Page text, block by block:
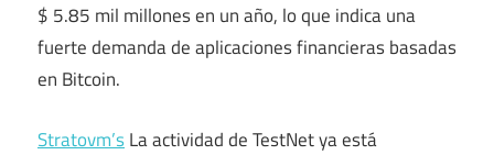
$ 5.85 mil millones en un año, lo que indica una
fuerte demanda de aplicaciones financieras basadas
en Bitcoin.
Stratovm’sLa actividad de TestNet ya está